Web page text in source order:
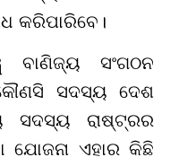
କରିପାରିବେ।
ବାଣିଜ୍ୟ ସଂଗଠନ
ସଦସ୍ୟ ଦେଶ
ରାଷ୍ଟ୍ରର
ଯୋଜନା ଏହାର କିଛି